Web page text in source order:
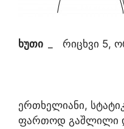
ხუთი რიცხვი 5,
ერთხელიანი,
ფართოდ გაშლილი